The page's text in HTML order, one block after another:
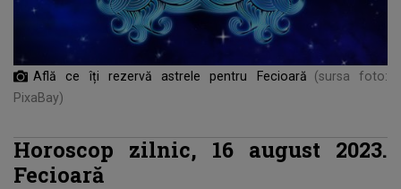
Află ce îți rezervă astrele pentru Fecioară
(sursa foto:
PixaBay)
Horoscop zilnic, 16 august 2023.
Fecioară